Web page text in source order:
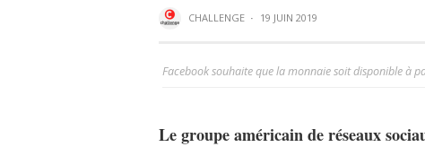
CHALLENGE · 19 JUIN 2019
Facebook souhaite que la monnaie soit disponible à
Le groupe américain de réseaux